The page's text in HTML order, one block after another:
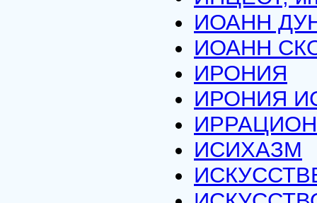
ИОАНН
ИОАНН
ИРОНИЯ
ИРОНИЯ
ИСИХАЗМ